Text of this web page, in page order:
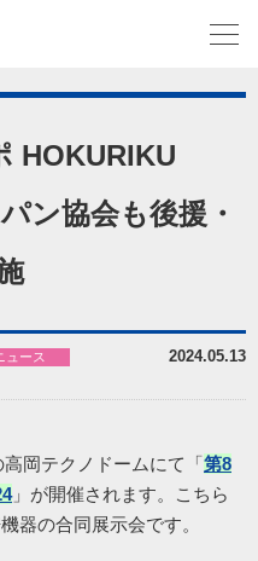
HOKURIKU
ン協会も後援・
2024.05.13
ュース
岡テクノドームにて「第8
」が開催されます。こちら
器の合同展示会です。